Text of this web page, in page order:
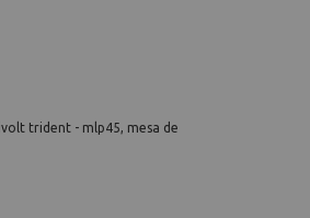
trident - mlp45, mesa de